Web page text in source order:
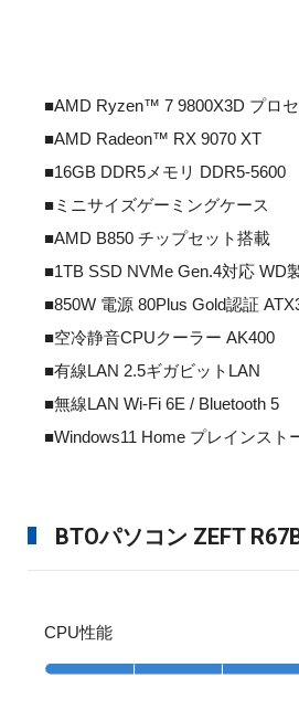
■AMD Ryzen™ 7 9800X3D プロ
■AMD Radeon™ RX 9070 XT
■16GB DDR5メモリ DDR5-5600
■ミニサイズゲーミングケース
■AMD B850 チップセット搭載
■1TB SSD NVMe Gen.4対応 WD
■850W 電源 80Plus Gold認証
■空冷静音CPUクーラー AK400
■有線LAN 2.5ギガビットLAN
■無線LAN Wi-Fi 6E / Bluetooth 5
■Windows11 Home プレインスト
BTOパソコン ZEFT
CPU性能